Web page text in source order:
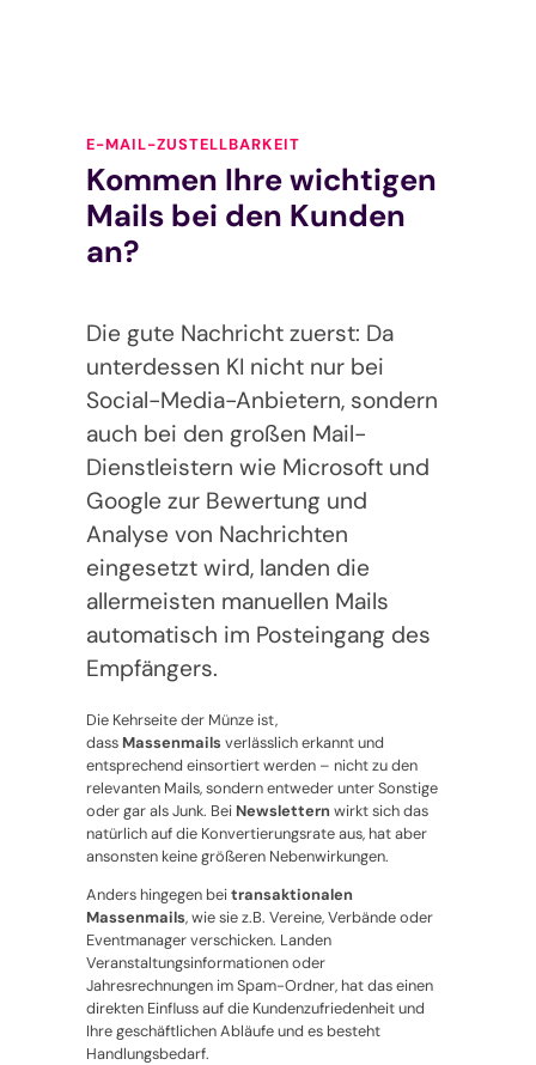
E-MAIL-ZUSTELLBARKEIT
Kommen Ihre wichtigen
Mails bei den Kunden
an?
Die gute Nachricht zuerst: Da
unterdessen KI nicht nur bei
Social-Media-Anbietern, sondern
auch bei den großen Mail-
Dienstleistern wie Microsoft und
Google zur Bewertung und
Analyse von Nachrichten
eingesetzt wird, landen die
allermeisten manuellen Mails
automatisch im Posteingang des
Empfängers.
Die Kehrseite der Münze ist,
dass Massenmails verlässlich erkannt und
entsprechend einsortiert werden – nicht zu den
relevanten Mails, sondern entweder unter Sonstige
oder gar als Junk. Bei Newslettern wirkt sich das
natürlich auf die Konvertierungsrate aus, hat aber
ansonsten keine größeren Nebenwirkungen.
Anders hingegen beitransaktionalen
Massenmails, wie sie z.B. Vereine, Verbände oder
Eventmanager verschicken. Landen
Veranstaltungsinformationen oder
Jahresrechnungen im Spam-Ordner, hat das einen
direkten Einfluss auf die Kundenzufriedenheit und
Ihre geschäftlichen Abläufe und es besteht
Handlungsbedarf.